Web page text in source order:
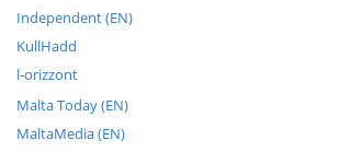
Independent (EN)
KullHadd
l-orizzont
Malta Today (EN)
MaltaMedia (EN)